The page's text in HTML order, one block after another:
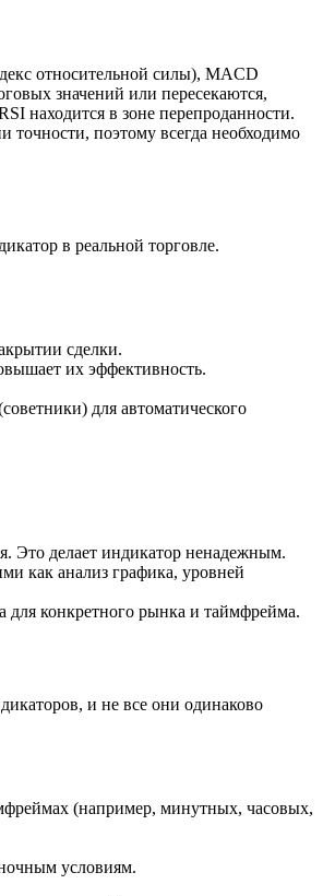
относительной силы), MACD
значений или пересекаются,
находится в зоне перепроданности.
точности, поэтому всегда необходимо
в реальной торговле.
сделки.
их эффективность.
для автоматического
Это делает индикатор ненадежным.
как анализ графика, уровней
для конкретного рынка и таймфрейма.
и не все они одинаково
(например, минутных, часовых,
условиям.